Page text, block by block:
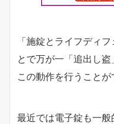
「施錠とライフディ
とで万が一「追出し盗
この動作を行うことが
最近では電子錠も一